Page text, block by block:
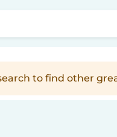
to find other